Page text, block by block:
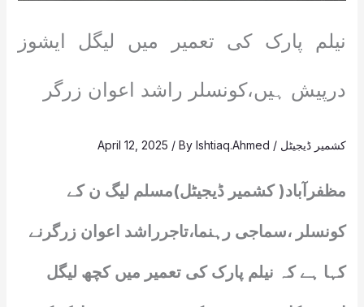
نیلم پارک کی تعمیر میں لیگل ایشوز
درپیش ہیں،کونسلر راشد اعوان زرگر
کشمیر ڈیجیٹل /
April 12, 2025 / ByIshtiaq.Ahmed
مظفرآباد( کشمیر ڈیجیٹل)مسلم لیگ ن کے
کونسلر ،سماجی رہنما،تاجرراشد اعوان زرگرنے
کہا ہے کہ نیلم پارک کی تعمیر میں کچھ لیگل